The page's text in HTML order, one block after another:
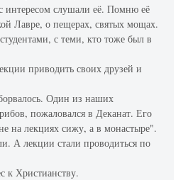
интересом слушали её. Помню её
Лавре, о пещерах, святых мощах.
с теми, кто тоже был в
приводить своих друзей и
Один из наших
пожаловался в Деканат. Его
на лекциях сижу, а в монастыре".
А лекции стали проводиться по
к Христианству.